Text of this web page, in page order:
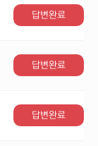
답변완료
답변완료
답변완료